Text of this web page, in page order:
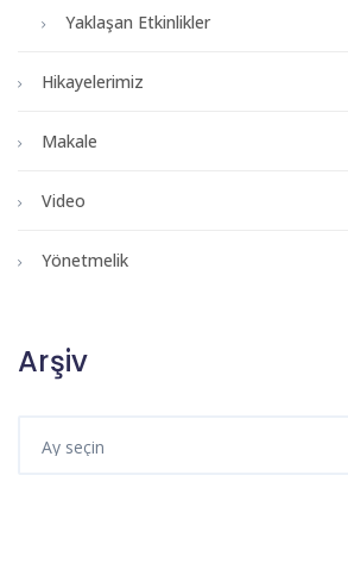
Yaklaşan Etkinlikler
Hikayelerimiz
Makale
Video
Yönetmelik
Arşiv